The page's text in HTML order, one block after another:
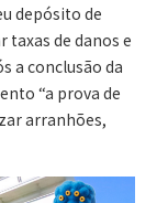
depósito de
taxas de danos e
a conclusão da
“a prova de
arranhões,